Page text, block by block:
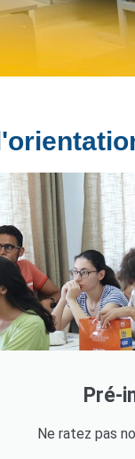
Pré-
Ne ratez pas